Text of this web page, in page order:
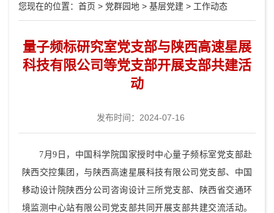
您现在的位置： 首页 > 党群园地 > 基层党建 > 工作动态
量子频标研究室党支部与陕西高速星展
科技有限公司等党支部开展支部共建活
动
发布时间：2024-07-16
7月9日，中国科学院国家授时中心量子频标室党支部赴
陕西交控集团，与陕西高速星展科技有限公司党支部、中国
移动设计院陕西分公司咨询设计三所党支部、陕西省交通环
境监测中心站有限公司党支部共同开展支部共建交流活动。